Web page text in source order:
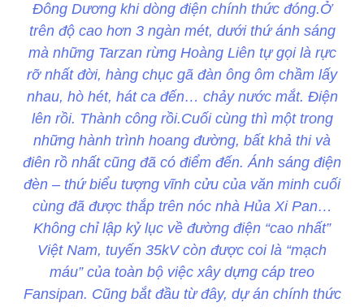
Đông Dương khi dòng điện chính thức đóng.Ở
trên độ cao hơn 3 ngàn mét, dưới thứ ánh sáng
mà những Tarzan rừng Hoàng Liên tự gọi là rực
rỡ nhất đời, hàng chục gã đàn ông ôm chầm lấy
nhau, hò hét, hát ca đến… chảy nước mắt. Điện
lên rồi. Thành công rồi.Cuối cùng thì một trong
những hành trình hoang đường, bất khả thi và
điên rồ nhất cũng đã có điểm đến. Ánh sáng điện
đèn – thứ biểu tượng vĩnh cửu của văn minh cuối
cùng đã được thắp trên nóc nhà Hủa Xi Pan…
Không chỉ lập kỷ lục về đường điện “cao nhất”
Việt Nam, tuyến 35kV còn được coi là “mạch
máu” của toàn bộ việc xây dựng cáp treo
Fansipan. Cũng bắt đầu từ đây, dự án chính thức